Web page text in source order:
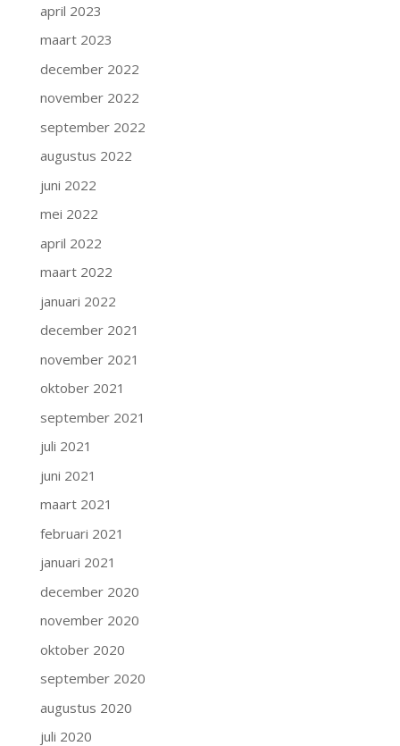
april 2023
maart 2023
december 2022
november 2022
september 2022
augustus 2022
juni 2022
mei 2022
april 2022
maart 2022
januari 2022
december 2021
november 2021
oktober 2021
september 2021
juli 2021
juni 2021
maart 2021
februari 2021
januari 2021
december 2020
november 2020
oktober 2020
september 2020
augustus 2020
juli 2020